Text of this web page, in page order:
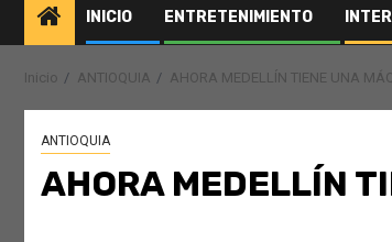
INICIO ENTRETENIMIENTO
Inicio ANTIOQUIA AHORA MEDELLÍN TIENE UNA
ANTIOQUIA
AHORA MEDELLÍN